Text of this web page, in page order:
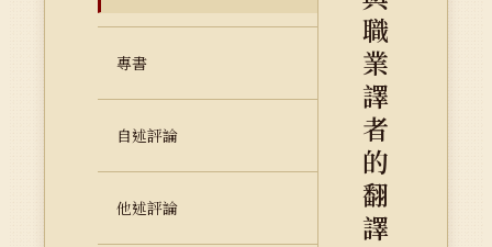
專書
自述評論
他述評論
職
業
譯
者
的
翻
譯